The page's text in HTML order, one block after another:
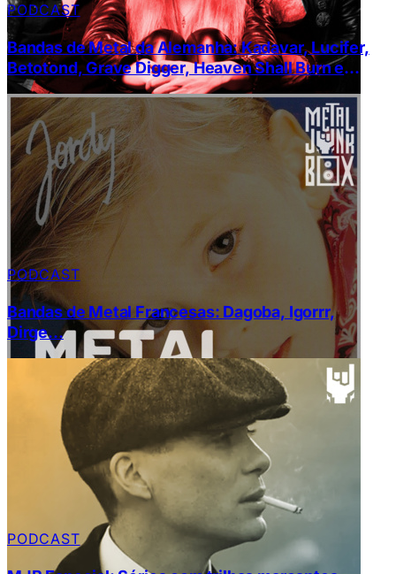
PODCAST
Bandas de Metal da Alemanha: Kadavar, Lucifer,
Betotond, Grave Digger, Heaven Shall Burn e
Caliban
PODCAST
Bandas de Metal Francesas: Dagoba, Igorrr,
Dirge…
PODCAST